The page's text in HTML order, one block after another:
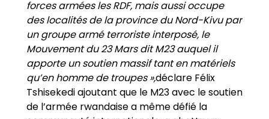
forces armées les RDF, mais aussi occupe
des localités de la province du Nord-Kivu par
un groupe armé terroriste interposé, le
Mouvement du 23 Mars dit M23 auquel il
apporte un soutien massif tant en matériels
qu’en homme de troupes »,déclare Félix
Tshisekedi ajoutant que le M23 avec le soutien
de l’armée rwandaise a même défié la